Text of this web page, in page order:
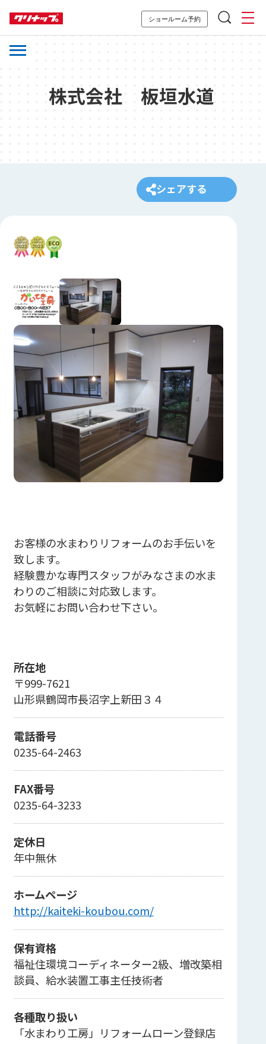
ショールーム予約
株式会社 板垣水道
シェアする
お客様の水まわりリフォームのお手伝いを
致します。
経験豊かな専門スタッフがみなさまの水ま
わりのご相談に対応致します。
お気軽にお問い合わせ下さい。
所在地
〒999-7621
山形県鶴岡市長沼字上新田３４
電話番号
0235-64-2463
FAX番号
0235-64-3233
定休日
年中無休
ホームページ
http://kaiteki-koubou.com/
保有資格
福祉住環境コーディネーター2級、増改築相
談員、給水装置工事主任技術者
各種取り扱い
「水まわり工房」リフォームローン登録店